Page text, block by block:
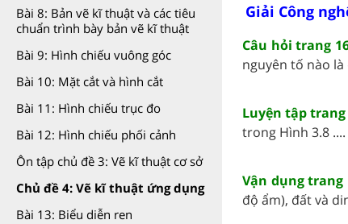
Bài 8: Bản vẽ kĩ thuật và các tiêu
chuẩn trình bày bản vẽ kĩ thuật
Bài 9: Hình chiếu vuông góc
Bài 10: Mặt cắt và hình cắt
Bài 11: Hình chiếu trục đo
Bài 12: Hình chiếu phối cảnh
Ôn tập chủ đề 3: Vẽ kĩ thuật cơ sở
Chủ đề 4: Vẽ kĩ thuật ứng dụng
Bài 13: Biểu diễn ren
Giải Công
Câu hỏi trang
nguyên tố nào là
Luyện tập trang
trong Hình 3.8 ....
Vận dụng trang
độ ẩm), đất và